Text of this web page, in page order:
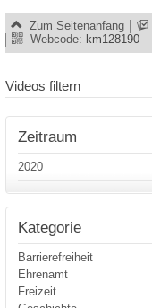
Zum Seitenanfang
Webcode: km128190
Videos filtern
Zeitraum
2020
Kategorie
Barrierefreiheit
Ehrenamt
Freizeit